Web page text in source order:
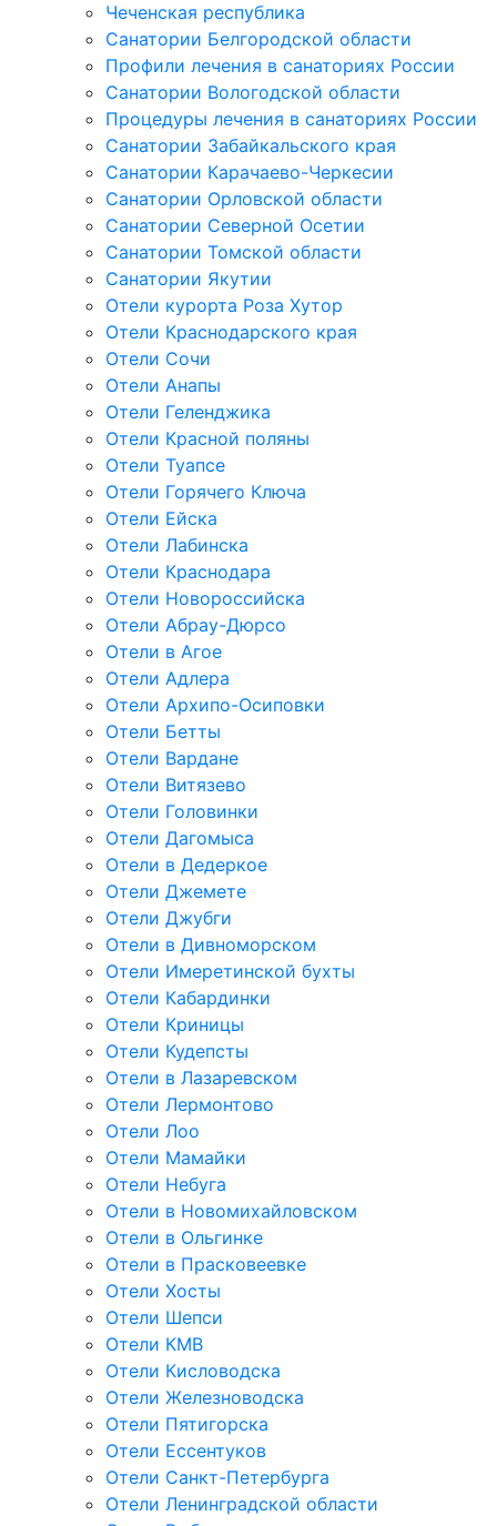
Чеченская республика
Санатории Белгородской области
Профили лечения в санаториях России
Санатории Вологодской области
Процедуры лечения в санаториях России
Санатории Забайкальского края
Санатории Карачаево-Черкесии
Санатории Орловской области
Санатории Северной Осетии
Санатории Томской области
Санатории Якутии
Отели курорта Роза Хутор
Отели Краснодарского края
Отели Сочи
Отели Анапы
Отели Геленджика
Отели Красной поляны
Отели Туапсе
Отели Горячего Ключа
Отели Ейска
Отели Лабинска
Отели Краснодара
Отели Новороссийска
Отели Абрау-Дюрсо
Отели в Агое
Отели Адлера
Отели Архипо-Осиповки
Отели Бетты
Отели Вардане
Отели Витязево
Отели Головинки
Отели Дагомыса
Отели в Дедеркое
Отели Джемете
Отели Джубги
Отели в Дивноморском
Отели Имеретинской бухты
Отели Кабардинки
Отели Криницы
Отели Кудепсты
Отели в Лазаревском
Отели Лермонтово
Отели Лоо
Отели Мамайки
Отели Небуга
Отели в Новомихайловском
Отели в Ольгинке
Отели в Прасковеевке
Отели Хосты
Отели Шепси
Отели КМВ
Отели Кисловодска
Отели Железноводска
Отели Пятигорска
Отели Ессентуков
Отели Санкт-Петербурга
Отели Ленинградской области